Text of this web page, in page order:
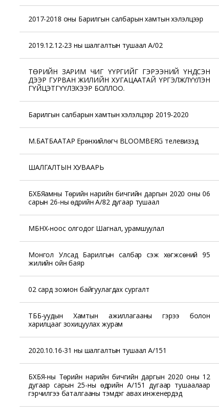
2017-2018 оны Барилгын салбарын хамтын хэлэлцээр
2019.12.12-23 ны шалгалтын тушаал А/02
ТӨРИЙН ЗАРИМ ЧИГ ҮҮРГИЙГ ГЭРЭЭНИЙ ҮНДСЭН
ДЭЭР ГУРВАН ЖИЛИЙН ХУГАЦААТАЙ ҮРГЭЛЖЛҮҮЛЭН
ГҮЙЦЭТГҮҮЛЭХЭЭР БОЛЛОО.
Барилгын салбарын хамтын хэлэлцээр 2019-2020
М.БАТБААТАР Ерөнхийлөгч BLOOMBERG телевизэд
ШАЛГАЛТЫН ХУВААРЬ
БХБЯамны Төрийн нарийн бичгийн даргын 2020 оны 06
сарын 26-ны өдрийн А/82 дугаар тушаал
МБНХ-ноос олгодог Шагнал, урамшуулал
Монгол Улсад Барилгын салбар үүсэж хөгжсөний 95
жилийн ойн баяр
02 сард зохион байгуулагдах сургалт
ТББ-уудын Хамтын ажиллагааны гэрээ болон
харилцааг зохицуулах журам
2020.10.16-31 ны шалгалтын тушаал А/151
БХБЯ-ны Төрийн нарийн бичгийн даргын 2020 оны 12
дугаар сарын 25-ны өдрийн А/151 дугаар тушаалаар
гэрчилгээ баталгааны тэмдэг авах инженерүүдэд